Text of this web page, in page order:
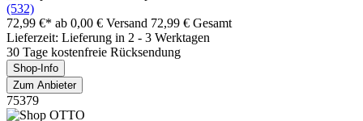
(532)
72,99 €* ab 0,00 € Versand 72,99 € Gesamt
Lieferzeit: Lieferung in 2 - 3 Werktagen
30 Tage kostenfreie Rücksendung
Shop-Info
Zum Anbieter
75379